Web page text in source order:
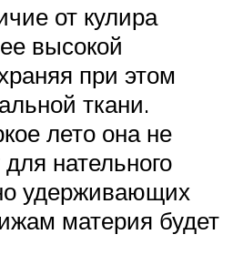
от кулира
высокой
при этом
ткани.
лето она не
нательного
удерживающих
материя будет